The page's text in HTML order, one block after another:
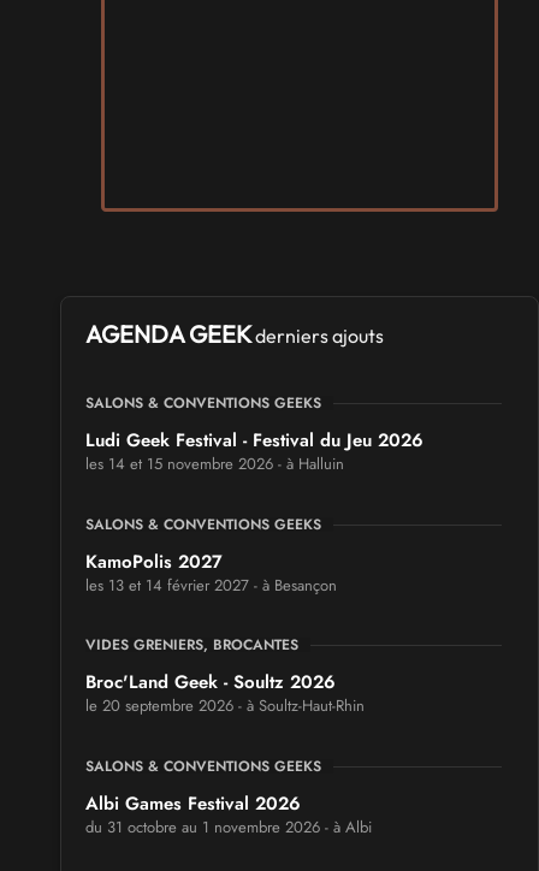
AGENDA GEEKderniers ajouts
SALONS & CONVENTIONS GEEKS
Ludi Geek Festival - Festival du Jeu 2026
les 14 et 15 novembre 2026 - à Halluin
SALONS & CONVENTIONS GEEKS
KamoPolis 2027
les 13 et 14 février 2027 - à Besançon
VIDES GRENIERS, BROCANTES
Broc'Land Geek - Soultz 2026
le 20 septembre 2026 - à Soultz-Haut-Rhin
SALONS & CONVENTIONS GEEKS
Albi Games Festival 2026
du 31 octobre au 1 novembre 2026 - à Albi